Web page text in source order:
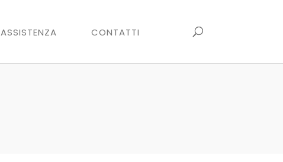
ASSISTENZA CONTATTI